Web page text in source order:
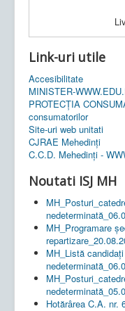
Link-uri utile
Accesibilitate
MINISTER-
PROTECȚIA
consumatorilor
Site-uri web unitati
CJRAE Mehedinți
C.C.D. Mehedinţi -
Noutati ISJ MH
MH_Programare
MH_Listă
Hotărârea C.A. nr.